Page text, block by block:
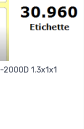
1.3x1x1